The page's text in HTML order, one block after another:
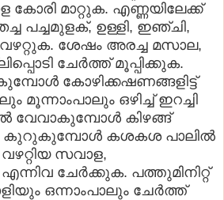
മാറ്റുക. എണ്ണയിലേക്ക്‌
പച്ചമുളക്‌, ഉള്ളി, ഇഞ്ചി,
ശേഷം അരച്ച മസാല,
ചേര്‍ത്ത്‌ മൂപ്പിക്കുക.
കോഴിക്കഷണങ്ങളിട്ട്‌
മൂന്നാംപാലും ഒഴിച്ച്‌ ഇറച്ചി
വേവാകുമ്പോള്‍ കിഴങ്ങ്‌
കുറുകുമ്പോള്‍ കശകശ പാലില്‍
സവാള,
ചേര്‍ക്കുക. പത്തുമിനിറ്റ്‌
ഒന്നാംപാലും ചേര്‍ത്ത്‌